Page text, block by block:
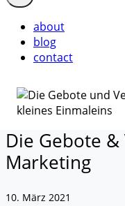
about
blog
contact
Die Gebote
Marketing
10. März 2021